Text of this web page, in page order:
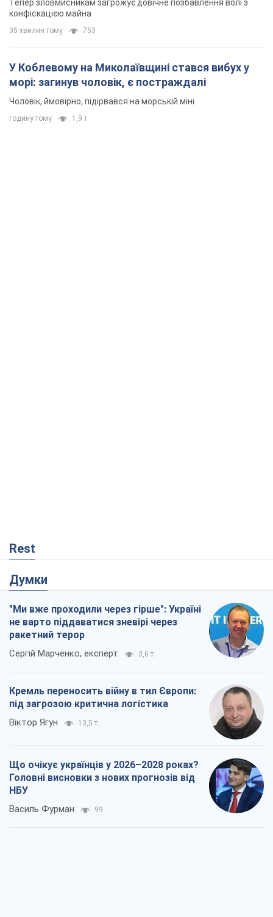
Тепер зловмисникам загрожує довічне позбавлення волі з
конфіскацією майна
35 хвилин тому 753
У Коблевому на Миколаївщині стався вибух у
морі: загинув чоловік, є постраждалі
Чоловік, ймовірно, підірвався на морській міні
годину тому 1,9 т.
Rest
Думки
"Ми вже проходили через гірше": Україні
не варто піддаватися зневірі через
ракетний терор
Сергій Марченко, експерт 3,6 т.
Кремль переносить війну в тил Європи:
під загрозою критична логістика
Віктор Ягун 13,5 т.
Що очікує українців у 2026–2028 роках?
Головні висновки з нових прогнозів від
НБУ
Василь Фурман 99